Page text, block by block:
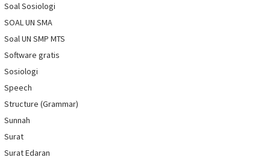
Soal Sosiologi
SOAL UN SMA
Soal UN SMP MTS
Software gratis
Sosiologi
Speech
Structure (Grammar)
Sunnah
Surat
Surat Edaran